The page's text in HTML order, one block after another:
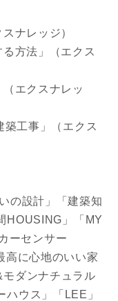
ナレッジ）
方法」（エクス
エクスナレッ
工事」（エクス
の設計」「建築知
HOUSING」「MY
ーセンサー
高に心地のいい家
ダンナチュラル
ハウス」「LEE」
責任、その他の法
を負わないものと
とにより第三者と
わないものとしま